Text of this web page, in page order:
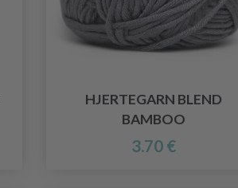
HJERTEGARN BLEND
BAMBOO
3.70 €